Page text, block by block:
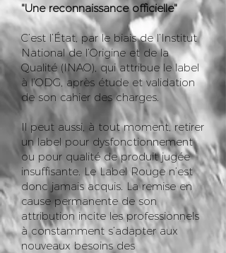
"Une reconnaissance officielle"
C’est l’État, par le biais de l’Institut
National de l’Origine et de la
Qualité (INAO), qui attribue le label
à l’ODG, après étude et validation
de son cahier des charges.
Il peut aussi, à tout moment, retirer
un label pour dysfonctionnement
ou pour qualité de produit jugée
insuffisante. Le Label Rouge n’est
donc jamais acquis. La remise en
cause permanente de son
attribution incite les professionnels
à constamment s’adapter aux
nouveaux besoins des